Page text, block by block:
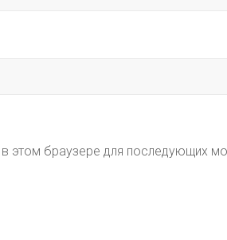
этом браузере для последующих